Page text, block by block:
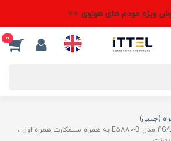
ویژه مودم های هواوی ⭐⭐
0
(جیبی)
مودم همراه 4G/Lte JP-LINK مدل E5880-B به همراه سیمکارت همراه اول ،